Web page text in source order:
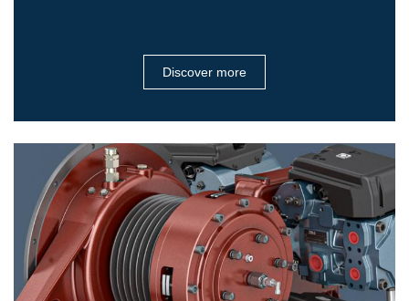
Motores de pistones radiales
Motores Orbitales Producidos Por Bondioli & Pavesi
Control
Bloques hidráulicos integrados
Valvulas de control direccional
Valvulas de cartucho
Valvulas en linea
Servomandos
Componentes electrónicos para sistemas de control
Discover more